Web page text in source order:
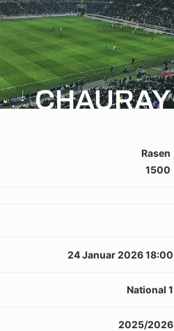
CHAURAY
Rasen
1500
24 Januar 2026 18:00
National 1
2025/2026